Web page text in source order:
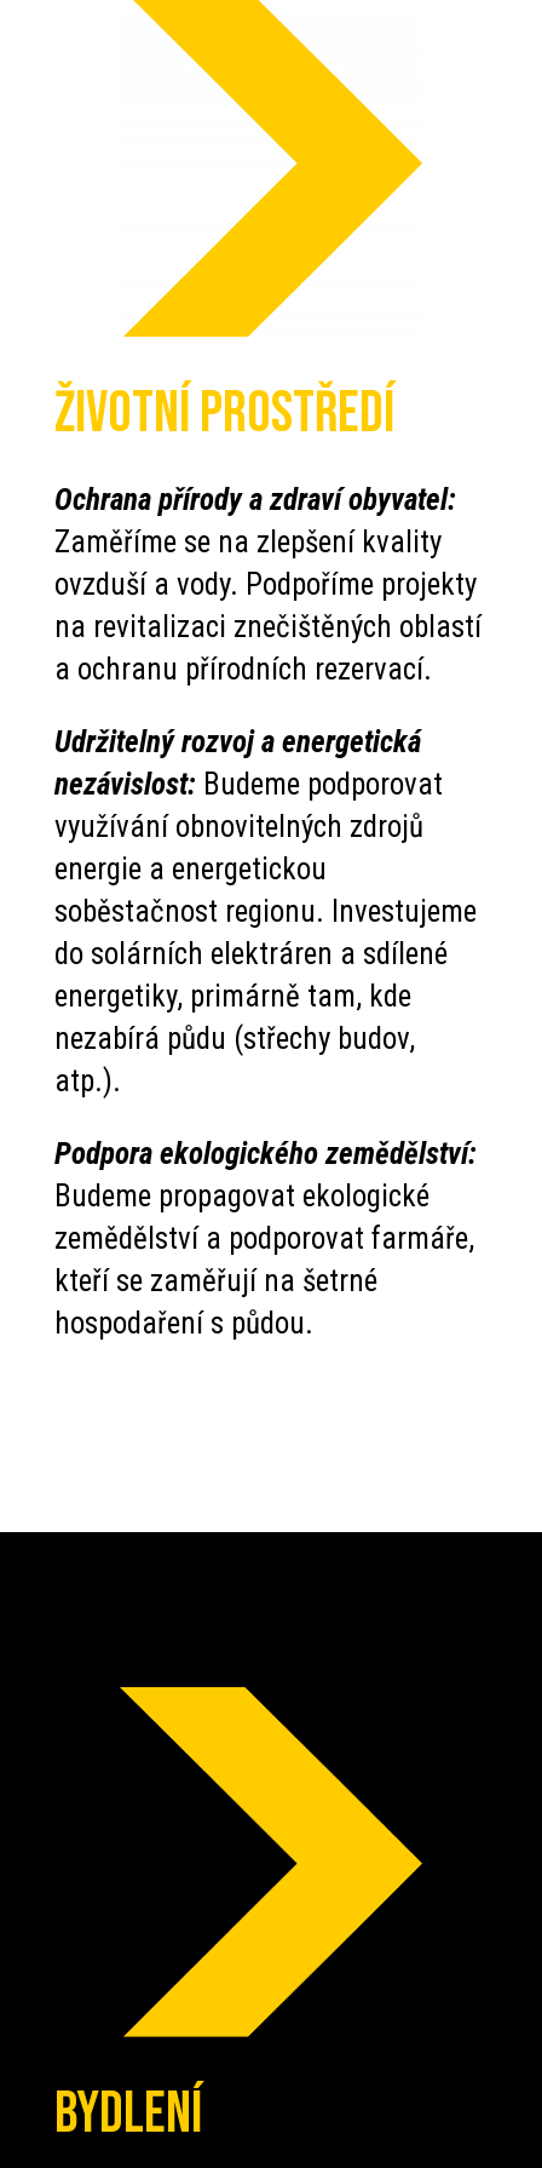
životní prostředí
Ochrana přírody a zdraví obyvatel:
Zaměříme se na zlepšení kvality
ovzduší a vody. Podpoříme projekty
na revitalizaci znečištěných oblastí
a ochranu přírodních rezervací.
Udržitelný rozvoj a energetická
nezávislost: Budeme podporovat
využívání obnovitelných zdrojů
energie a energetickou
soběstačnost regionu. Investujeme
do solárních elektráren a sdílené
energetiky, primárně tam, kde
nezabírá půdu (střechy budov,
atp.).
Podpora ekologického zemědělství:
Budeme propagovat ekologické
zemědělství a podporovat farmáře,
kteří se zaměřují na šetrné
hospodaření s půdou.
BYDLENÍ